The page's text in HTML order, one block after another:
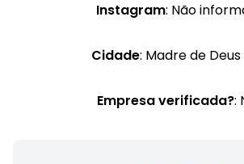
Instagram: Não
Cidade: Madre de Deus
Empresa verificada?: